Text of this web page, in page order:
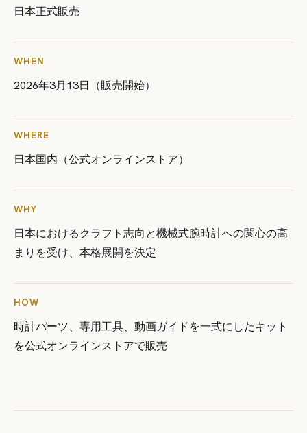
日本正式販売
WHEN
2026年3月13日（販売開始）
WHERE
日本国内（公式オンラインストア）
WHY
日本におけるクラフト志向と機械式腕時計への関心の高
まりを受け、本格展開を決定
HOW
時計パーツ、専用工具、動画ガイドを一式にしたキット
を公式オンラインストアで販売